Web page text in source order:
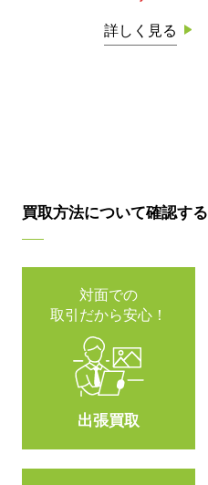
詳しく見る
買取方法について確認する
対面での
取引だから安心！
出張買取